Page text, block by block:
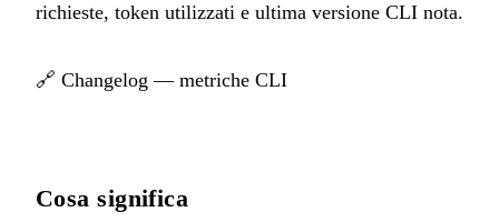
richieste, token utilizzati e ultima versione CLI nota.
🔗 Changelog — metriche CLI
Cosa significa